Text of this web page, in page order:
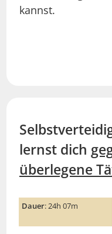
kannst.
lernst dich
überlegene
Dauer: 24h 07m